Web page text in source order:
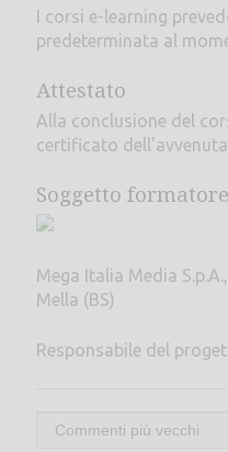
I corsi e-learning
predeterminata al
Attestato
Alla conclusione del
certificato
Soggetto formatore
Mega Italia Media
Mella (BS)
Responsabile del